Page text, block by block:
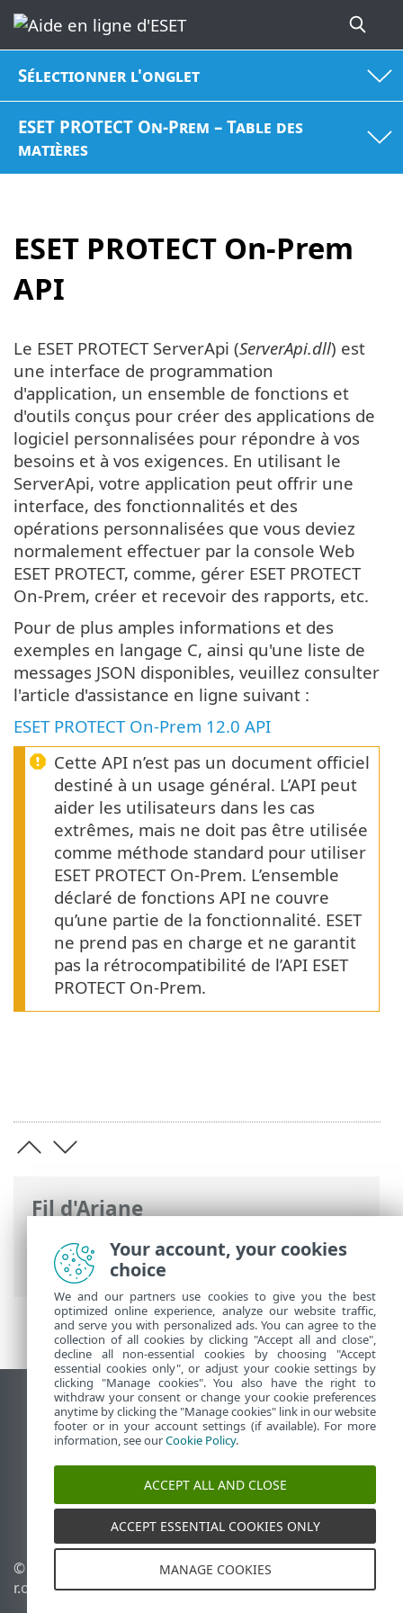
Sélectionner l'onglet
ESET PROTECT On-Prem – Table des
matières
ESET PROTECT On-Prem
API
Fil d'Ariane
Aide en ligne d'ESET>ESET PROTECT On-
Prem>ESET PROTECT On-Prem API
Le ESET PROTECT ServerApi (ServerApi.dll) est
une interface de programmation
d'application, un ensemble de fonctions et
d'outils conçus pour créer des applications de
logiciel personnalisées pour répondre à vos
besoins et à vos exigences. En utilisant le
ServerApi, votre application peut offrir une
interface, des fonctionnalités et des
opérations personnalisées que vous deviez
normalement effectuer par la console Web
ESET PROTECT, comme, gérer ESET PROTECT
On-Prem, créer et recevoir des rapports, etc.
Pour de plus amples informations et des
exemples en langage C, ainsi qu'une liste de
messages JSON disponibles, veuillez consulter
l'article d'assistance en ligne suivant :
ESET PROTECT On-Prem 12.0 API
Cette API n’est pas un document officiel
destiné à un usage général. L’API peut
aider les utilisateurs dans les cas
extrêmes, mais ne doit pas être utilisée
comme méthode standard pour utiliser
ESET PROTECT On-Prem. L’ensemble
déclaré de fonctions API ne couvre
qu’une partie de la fonctionnalité. ESET
ne prend pas en charge et ne garantit
pas la rétrocompatibilité de l’API ESET
PROTECT On-Prem.
Afficher le site pour ordinateur de bureau
End of Life
Base de connaissances ESET
Forum ESET
ESET Status Portal
Assistance régionale
© 1992 - 2026 ESET, spol. s
r.o. - Tous droits réservés.
Gérer les témoins
Politique relative aux
Your account, your cookies
choice
We and our partners use cookies to give you the best
optimized online experience, analyze our website traffic,
and serve you with personalized ads. You can agree to the
collection of all cookies by clicking "Accept all and close",
decline all non-essential cookies by choosing "Accept
essential cookies only", or adjust your cookie settings by
clicking "Manage cookies". You also have the right to
withdraw your consent or change your cookie preferences
anytime by clicking the "Manage cookies" link in our website
footer or in your account settings (if available). For more
information, see ourCookie Policy.
ACCEPT ALL AND CLOSE
ACCEPT ESSENTIAL COOKIES ONLY
MANAGE COOKIES